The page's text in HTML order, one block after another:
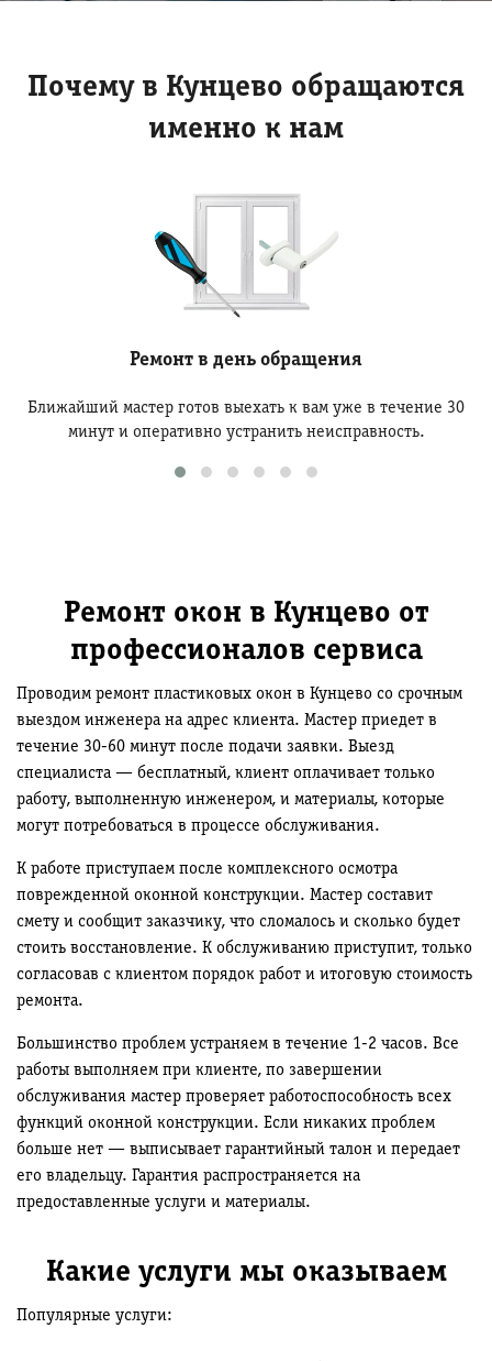
Почему в Кунцево обращаются
именно к нам
Ремонт в день обращения
Ближайший мастер готов выехать к вам уже в течение 30
минут и оперативно устранить неисправность.
Ремонт окон в Кунцево от
профессионалов сервиса
Проводим ремонт пластиковых окон в Кунцево со срочным
выездом инженера на адрес клиента. Мастер приедет в
течение 30-60 минут после подачи заявки. Выезд
специалиста — бесплатный, клиент оплачивает только
работу, выполненную инженером, и материалы, которые
могут потребоваться в процессе обслуживания.
К работе приступаем после комплексного осмотра
поврежденной оконной конструкции. Мастер составит
смету и сообщит заказчику, что сломалось и сколько будет
стоить восстановление. К обслуживанию приступит, только
согласовав с клиентом порядок работ и итоговую стоимость
ремонта.
Большинство проблем устраняем в течение 1-2 часов. Все
работы выполняем при клиенте, по завершении
обслуживания мастер проверяет работоспособность всех
функций оконной конструкции. Если никаких проблем
больше нет — выписывает гарантийный талон и передает
его владельцу. Гарантия распространяется на
предоставленные услуги и материалы.
Какие услуги мы оказываем
Популярные услуги: